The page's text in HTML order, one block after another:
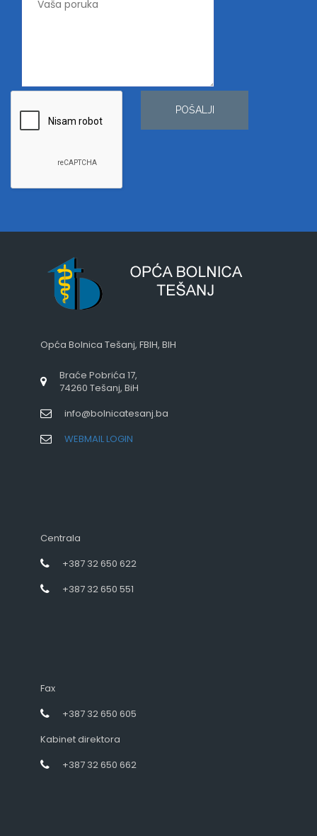
POŠALJI
Opća Bolnica Tešanj, FBIH, BIH
Braće Pobrića 17,
74260 Tešanj, BiH
info@bolnicatesanj.ba
WEBMAIL LOGIN
Centrala
+387 32 650 622
+387 32 650 551
Fax
+387 32 650 605
Kabinet direktora
+387 32 650 662